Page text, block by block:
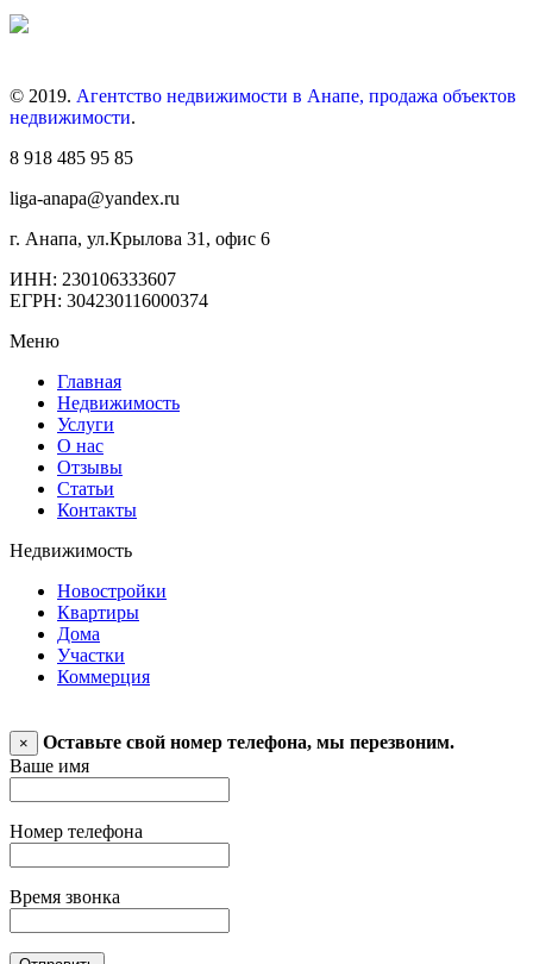
© 2019. Агентство недвижимости в Анапе, продажа объектов
недвижимости.
8 918 485 95 85
liga-anapa@yandex.ru
г. Анапа, ул.Крылова 31, офис 6
ИНН: 230106333607
ЕГРН: 304230116000374
Меню
Главная
Недвижимость
Услуги
О нас
Отзывы
Статьи
Контакты
Недвижимость
Новостройки
Квартиры
Дома
Участки
Коммерция
×
Оставьте свой номер телефона, мы перезвоним.
Ваше имя
Номер телефона
Время звонка